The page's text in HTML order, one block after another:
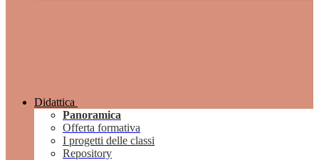
Didattica
Panoramica
Offerta formativa
I progetti delle classi
Repository